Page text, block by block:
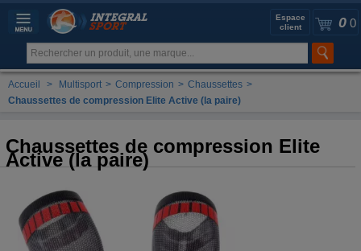
0 0
Espace
client
Accueil > Multisport > Compression > Chaussettes >
Chaussettes de compression Elite Active (la paire)
Chaussettes de compression Elite
Active (la paire)